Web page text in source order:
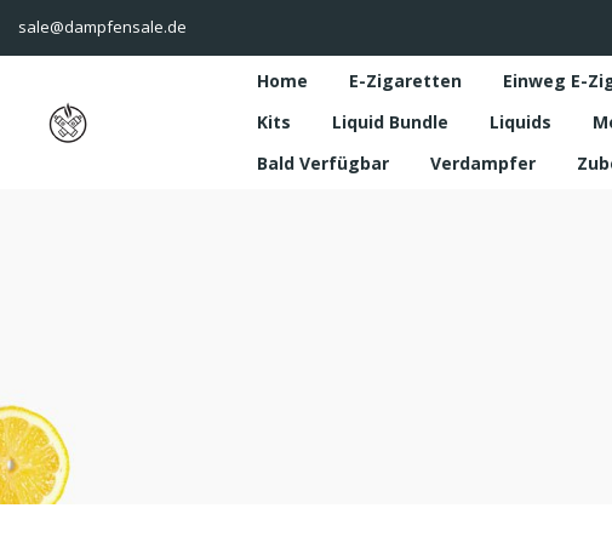
sale@dampfensale.de
Home E-Zigaretten Einweg E-
Kits
Liquid Bundle Liquids
Bald Verfügbar
Verdampfer